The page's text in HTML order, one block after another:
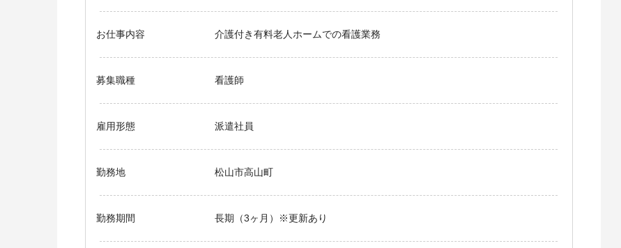
お仕事内容 介護付き有料老人ホームでの看護業務
募集職種 看護師
雇用形態 派遣社員
勤務地 松山市高山町
勤務期間 長期（3ヶ月）※更新あり